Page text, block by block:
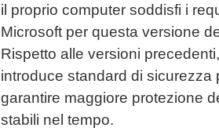
il proprio computer soddisfi i
Microsoft per questa versione
Rispetto alle versioni
introduce standard di sicurezza
garantire maggiore protezione
stabili nel tempo.